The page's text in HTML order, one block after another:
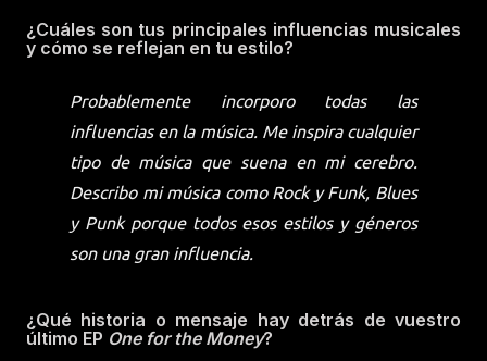
¿Cuáles son tus principales influencias musicales
y cómo se reflejan en tu estilo?
Probablemente incorporo todas las
influencias en la música. Me inspira cualquier
tipo de música que suena en mi cerebro.
Describo mi música como Rock y Funk, Blues
y Punk porque todos esos estilos y géneros
son una gran influencia.
¿Qué historia o mensaje hay detrás de vuestro
último EP One for the Money?